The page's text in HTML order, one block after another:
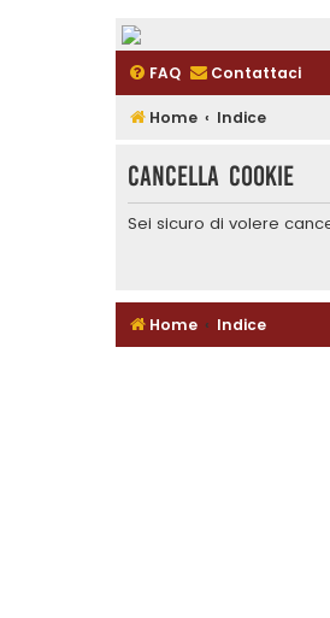
FAQ Contattaci
Home Indice
Cancella cookie
Sei sicuro di volere
Home Indice